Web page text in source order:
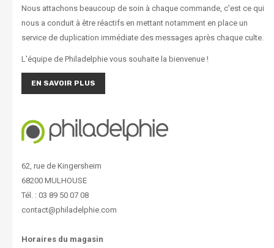
Nous attachons beaucoup de soin à chaque commande, c'est ce qui
nous a conduit à être réactifs en mettant notamment en place un
service de duplication immédiate des messages après chaque culte.
L'équipe de Philadelphie vous souhaite la bienvenue !
EN SAVOIR PLUS
62, rue de Kingersheim
68200 MULHOUSE
Tél. : 03 89 50 07 08
contact@philadelphie.com
Horaires du magasin